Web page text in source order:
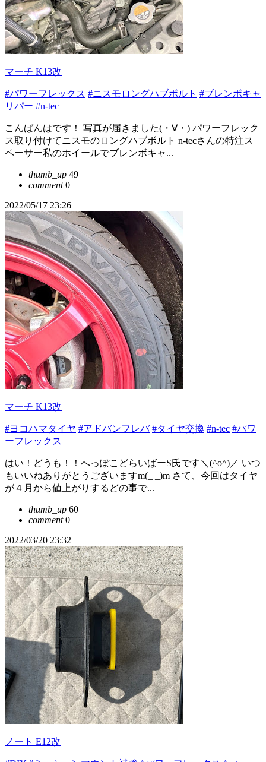
マーチ K13改
#パワーフレックス #ニスモロングハブボルト #ブレンボキャ
リパー #n-tec
こんばんはです！ 写真が届きました(・∀・) パワーフレック
ス取り付けてニスモのロングハブボルト n-tecさんの特注ス
ペーサー私のホイールでブレンボキャ...
thumb_up 49
comment0
2022/05/17 23:26
マーチ K13改
#ヨコハマタイヤ #アドバンフレバ #タイヤ交換 #n-tec #パワ
ーフレックス
はい！どうも！！へっぽこどらいばーS氏です＼(^o^)／ いつ
もいいねありがとうございますm(_ _)m さて、今回はタイヤ
が４月から値上がりするどの事で...
thumb_up 60
comment0
2022/03/20 23:32
ノート E12改